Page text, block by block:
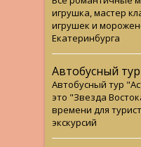
игрушка, мастер
игрушек и
Екатеринбурга
Автобусный
Автобусный тур
это "Звезда
времени для
экскурсий